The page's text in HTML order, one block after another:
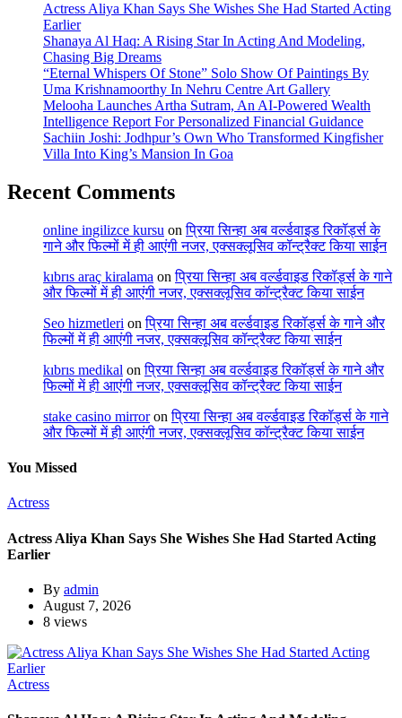
Actress Aliya Khan Says She Wishes She Had Started Acting
Earlier
Shanaya Al Haq: A Rising Star In Acting And Modeling,
Chasing Big Dreams
“Eternal Whispers Of Stone” Solo Show Of Paintings By
Uma Krishnamoorthy In Nehru Centre Art Gallery
Melooha Launches Artha Sutram, An AI-Powered Wealth
Intelligence Report For Personalized Financial Guidance
Sachiin Joshi: Jodhpur’s Own Who Transformed Kingfisher
Villa Into King’s Mansion In Goa
Recent Comments
online ingilizce kursu onप्रिया सिन्हा अब वर्ल्डवाइड रिकॉर्ड्स के
गाने और फिल्मों में ही आएंगी नजर, एक्सक्लूसिव कॉन्ट्रैक्ट किया साईन
kıbrıs araç kiralama onप्रिया सिन्हा अब वर्ल्डवाइड रिकॉर्ड्स के गाने
और फिल्मों में ही आएंगी नजर, एक्सक्लूसिव कॉन्ट्रैक्ट किया साईन
Seo hizmetleri onप्रिया सिन्हा अब वर्ल्डवाइड रिकॉर्ड्स के गाने और
फिल्मों में ही आएंगी नजर, एक्सक्लूसिव कॉन्ट्रैक्ट किया साईन
kıbrıs medikal onप्रिया सिन्हा अब वर्ल्डवाइड रिकॉर्ड्स के गाने और
फिल्मों में ही आएंगी नजर, एक्सक्लूसिव कॉन्ट्रैक्ट किया साईन
stake casino mirroronप्रिया सिन्हा अब वर्ल्डवाइड रिकॉर्ड्स के गाने
और फिल्मों में ही आएंगी नजर, एक्सक्लूसिव कॉन्ट्रैक्ट किया साईन
You Missed
Actress
Actress Aliya Khan Says She Wishes She Had Started Acting
Earlier
By admin
August 7, 2026
8 views
Actress